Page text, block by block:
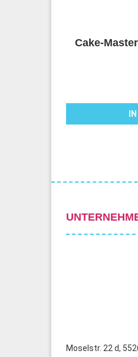
Cake-
Moselstr. 22 d,